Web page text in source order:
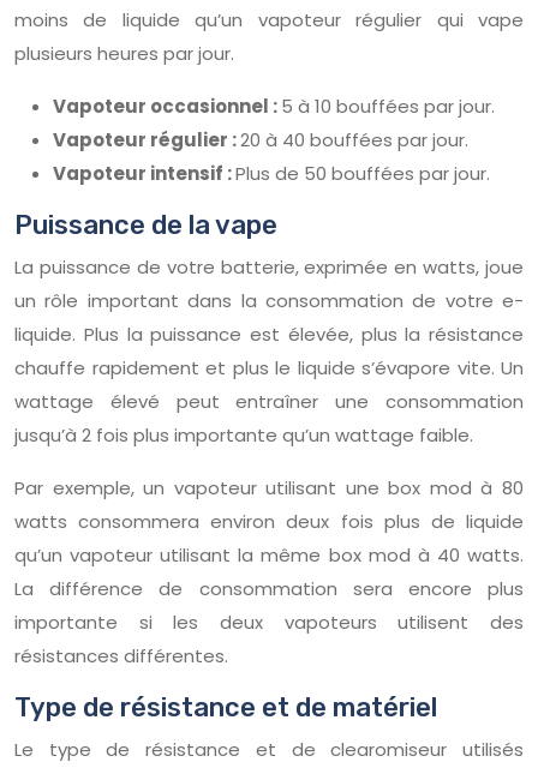
moins de liquide qu’un vapoteur régulier qui vape
plusieurs heures par jour.
Vapoteur occasionnel :5 à 10 bouffées par jour.
Vapoteur régulier :20 à 40 bouffées par jour.
Vapoteur intensif :Plus de 50 bouffées par jour.
Puissance de la vape
La puissance de votre batterie, exprimée en watts, joue
un rôle important dans la consommation de votre e-
liquide. Plus la puissance est élevée, plus la résistance
chauffe rapidement et plus le liquide s’évapore vite. Un
wattage élevé peut entraîner une consommation
jusqu’à 2 fois plus importante qu’un wattage faible.
Par exemple, un vapoteur utilisant une box mod à 80
watts consommera environ deux fois plus de liquide
qu’un vapoteur utilisant la même box mod à 40 watts.
La différence de consommation sera encore plus
importante si les deux vapoteurs utilisent des
résistances différentes.
Type de résistance et de matériel
Le type de résistance et de clearomiseur utilisés